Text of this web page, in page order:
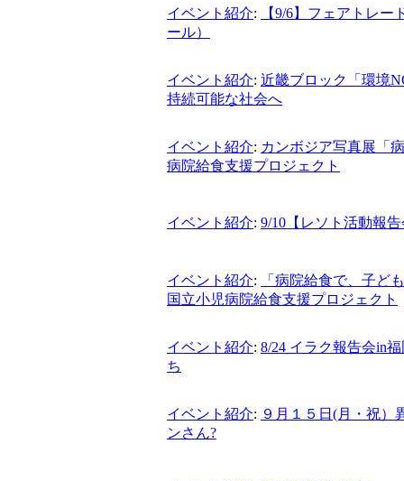
イベント紹介:
【9/6】フェアトレ
ール）
イベント紹介: 近畿ブロック「環境
持続可能な社会へ
イベント紹介: カンボジア写真展「
病院給食支援プロジェクト
イベント紹介: 9/10【レソト活動報
イベント紹介:
「病院給食で、子ど
国立小児病院給食支援プロジェクト
イベント紹介: 8/24 イラク報告会in
ち
イベント紹介: ９月１５日(月・祝）
ンさん?